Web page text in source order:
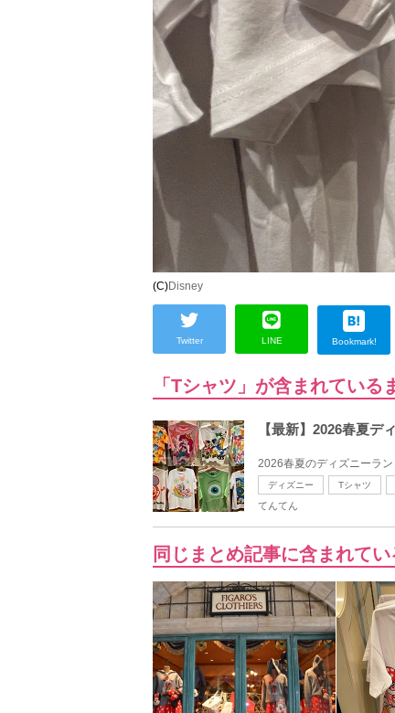
(C)Disney
Twitter LINE Bookmark!
「Tシャツ」が含まれている
【最新】2026春夏デ
2026春夏のディズニーラ
ディズニー Tシャツ
てんてん
同じまとめ記事に含まれて